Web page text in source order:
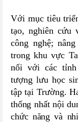
Với mục tiêu
tạo, nghiên cứu
công nghệ;
trong khu vực
nối với các tỉnh
tượng lưu học
tập tại Trường.
thống nhất nội
chức năng và